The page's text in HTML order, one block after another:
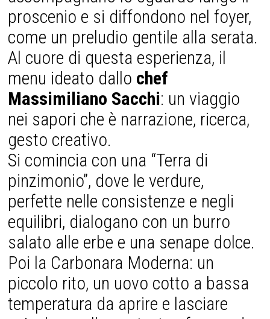
proscenio e si diffondono nel foyer,
come un preludio gentile alla serata.
Al cuore di questa esperienza, il
menu ideato dallo chef
Massimiliano Sacchi: un viaggio
nei sapori che è narrazione, ricerca,
gesto creativo.
Si comincia con una “Terra di
pinzimonio”, dove le verdure,
perfette nelle consistenze e negli
equilibri, dialogano con un burro
salato alle erbe e una senape dolce.
Poi la Carbonara Moderna: un
piccolo rito, un uovo cotto a bassa
temperatura da aprire e lasciare